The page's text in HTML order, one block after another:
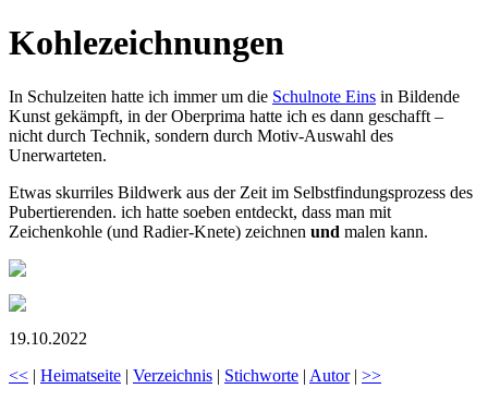
Kohlezeichnungen
In Schulzeiten hatte ich immer um die Schulnote Eins in Bildende
Kunst gekämpft, in der Oberprima hatte ich es dann geschafft –
nicht durch Technik, sondern durch Motiv-Auswahl des
Unerwarteten.
Etwas skurriles Bildwerk aus der Zeit im Selbst­fin­dungs­pro­zess des
Pubertierenden. ich hatte soeben entdeckt, dass man mit
Zeichenkohle (und Radier-Knete) zeichnen und malen kann.
19.10.2022
<< | Heimatseite | Verzeichnis | Stichworte | Autor| >>